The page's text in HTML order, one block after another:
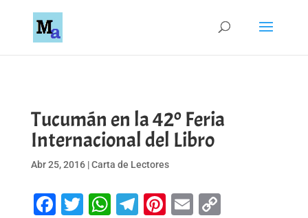
Tucumán en la 42º Feria
Internacional del Libro
Abr 25, 2016|Carta de Lectores
Facebook
Twitter
WhatsApp
Telegram
Pinterest
EmailCopy